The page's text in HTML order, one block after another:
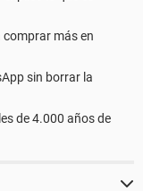
comprar más en
sin borrar la
de 4.000 años de